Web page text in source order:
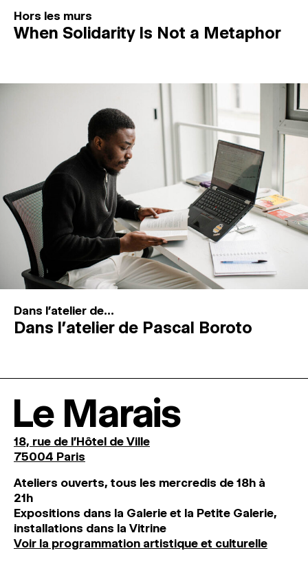
Hors les murs
When Solidarity Is Not a Metaphor
Dans l'atelier de...
Dans l’atelier de Pascal Boroto
Le Marais
18, rue de l'Hôtel de Ville
75004 Paris
Ateliers ouverts, tous les mercredis de 18h à
21h
Expositions dans la Galerie et la Petite Galerie,
installations dans la Vitrine
Voir la programmation artistique et culturelle